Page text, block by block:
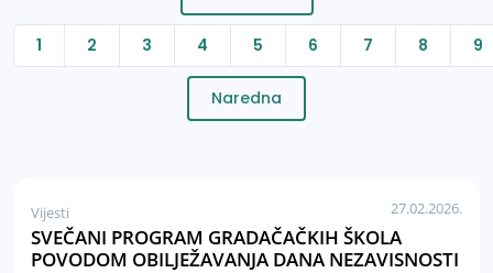
1 2 3 4 5 6 7 8 9
Naredna
Vijesti 27.02.2026.
SVEČANI PROGRAM GRADAČAČKIH ŠKOLA
POVODOM OBILJEŽAVANJA DANA NEZAVISNOSTI